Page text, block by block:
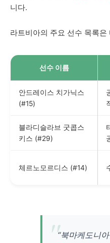
니다.
라트비아의 주요 선수 목록은
선수 이름
안드레이스 치가닉스
(#15)
블라디슬라브 굿콥스
키스 (#29)
체르노모르디스 (#14)
“북마케도니